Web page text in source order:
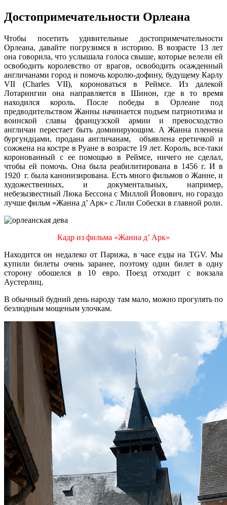
Достопримечательности Орлеана
Чтобы посетить удивительные достопримечательности
Орлеана, давайте погрузимся в историю. В возрасте 13 лет
она говорила, что услышала голоса свыше, которые велели ей
освободить королевство от врагов, освободить осажденный
англичанами город и помочь королю-дофину, будущему Карлу
VII (Charles VII), короноваться в Реймсе. Из далекой
Лотарингии она направляется в Шинон, где в то время
находился король. После победы в Орлеане под
предводительством Жанны начинается подъем патриотизма и
воинской славы французской армии и превосходство
англичан перестает быть доминирующим. А Жанна пленена
бургундцами, продана англичанам, объявлена еретичкой и
сожжена на костре в Руане в возрасте 19 лет. Король, все-таки
коронованный с ее помощью в Реймсе, ничего не сделал,
чтобы ей помочь. Она была реабилитирована в 1456 г. И в
1920 г. была канонизирована. Есть много фильмов о Жанне, и
художественных, и документальных, например,
небезызвестный Люка Бессона с Миллой Йовович, но гораздо
лучше фильм «Жанна д’ Арк» с Лили Собески в главной роли.
Кадр из фильма «Жанна д’ Арк»
Находится он недалеко от Парижа, в часе езды на TGV. Мы
купили билеты очень заранее, поэтому один билет в одну
сторону обошелся в 10 евро. Поезд отходит с вокзала
Аустерлиц.
В обычный будний день народу там мало, можно прогулять по
безлюдным мощеным улочкам.